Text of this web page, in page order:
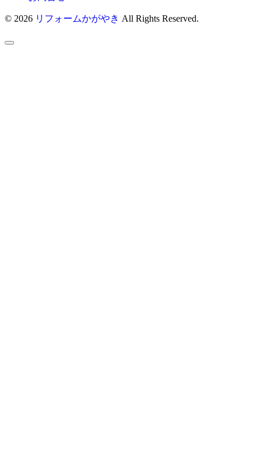
© 2026 リフォームかがやき All Rights Reserved.